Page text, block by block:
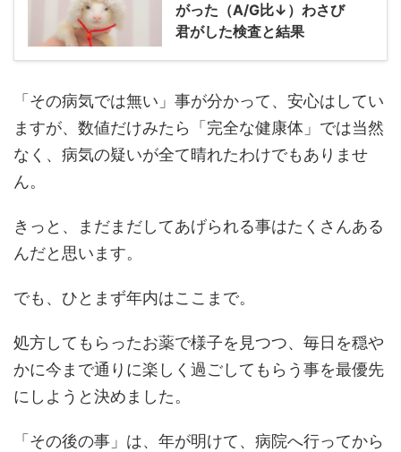
がった（A/G比↓）わさび
君がした検査と結果
「その病気では無い」事が分かって、安心はしてい
ますが、数値だけみたら「完全な健康体」では当然
なく、病気の疑いが全て晴れたわけでもありませ
ん。
きっと、まだまだしてあげられる事はたくさんある
んだと思います。
でも、ひとまず年内はここまで。
処方してもらったお薬で様子を見つつ、毎日を穏や
かに今まで通りに楽しく過ごしてもらう事を最優先
にしようと決めました。
「その後の事」は、年が明けて、病院へ行ってから